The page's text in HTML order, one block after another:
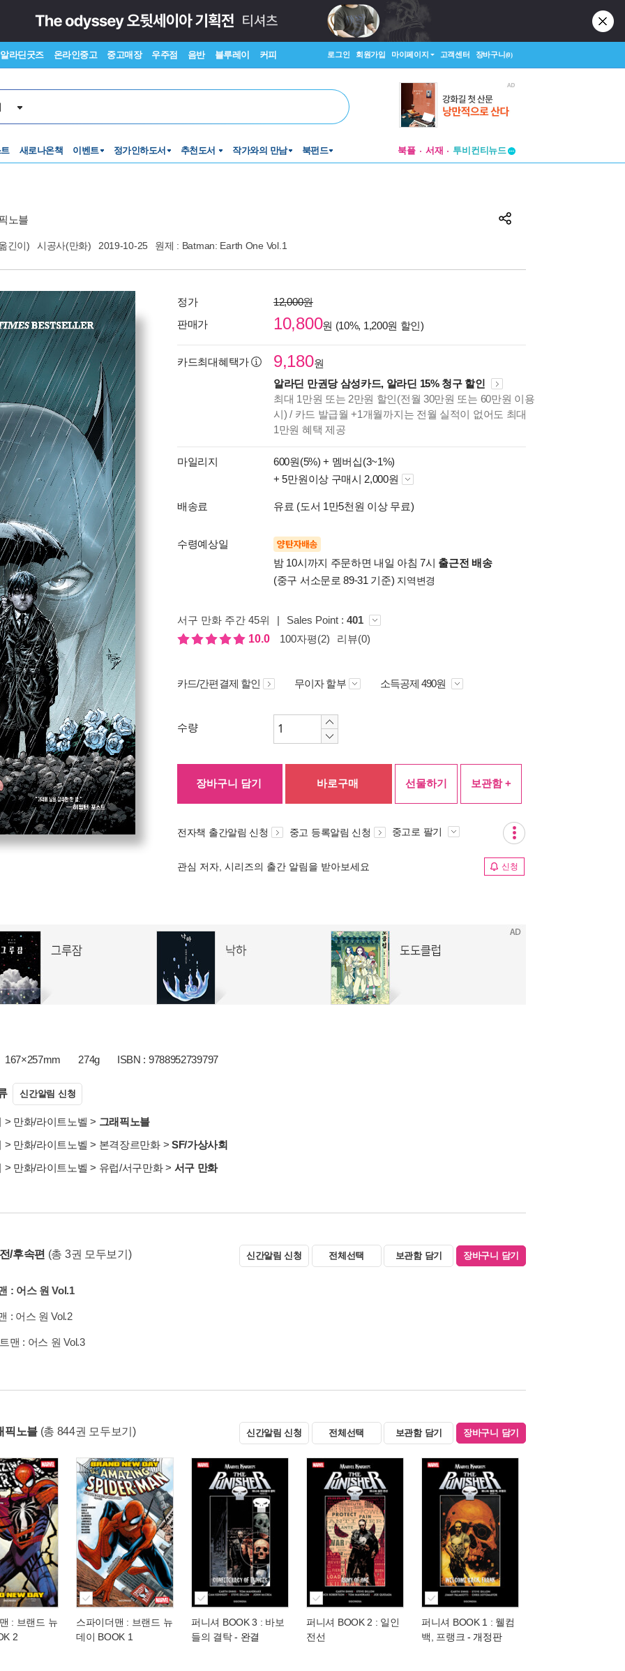
알라딘굿즈 온라인중고 중고매장 우주점 음반 블루레이 커피 로그인 회원가입 마이페이지 고객센터 장바구니(0)
새로나온책 이벤트 정가인하도서 추천도서 작가와의 만남 북펀드 북플 서재
투비컨티뉴드
노블
긴이) 시공사(만화) 2019-10-25 원제 : Batman: Earth One Vol.1
정가
12,000원
판매가
10,800원 (10%, 1,200원 할인)
카드최대혜택가 9,180원
알라딘 만권당 삼성카드, 알라딘 15% 청구 할인
최대 1만원 또는 2만원 할인(전월 30만원 또는 60만원 이용
시) / 카드 발급월 +1개월까지는 전월 실적이 없어도 최대
1만원 혜택 제공
마일리지 600원(5%) + 멤버십(3~1%)
+ 5만원이상 구매시 2,000원
배송료 유료 (도서 1만5천원 이상 무료)
수령예상일 양탄자배송
밤 10시까지 주문하면 내일 아침 7시 출근전 배송
(중구 서소문로 89-31 기준) 지역변경
서구 만화 주간 45위 | Sales Point : 401
10.0
100자평(2) 리뷰(0)
카드/간편결제 할인 무이자 할부 소득공제 490원
수량
장바구니 담기 바로구매 선물하기 보관함 +
전자책 출간알림 신청 중고 등록알림 신청 중고로 팔기
관심 저자, 시리즈의 출간 알림을 받아보세요 신청
167×257mm 274g ISBN : 9788952739797
신간알림 신청
> 만화/라이트노벨 > 그래픽노블
> 만화/라이트노벨 > 본격장르만화> SF/가상사회
> 만화/라이트노벨 > 유럽/서구만화> 서구 만화
/후속편 (총 3권 모두보기) 신간알림 신청 전체선택 보관함 담기 장바구니 담기
: 어스 원 Vol.1
: 어스 원 Vol.2
맨 : 어스 원 Vol.3
픽노블 (총 844권 모두보기) 신간알림 신청 전체선택 보관함 담기 장바구니 담기
: 브랜드 뉴
2
스파이더맨 : 브랜드 뉴
데이 BOOK 1
퍼니셔 BOOK 3 : 바보
들의 결탁- 완결
퍼니셔 BOOK 2 : 일인
전선
퍼니셔 BOOK 1 : 웰컴
백, 프랭크 - 개정판